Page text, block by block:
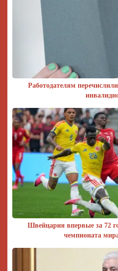
Работодателям
Швейцария впервые за 72
чемпионата